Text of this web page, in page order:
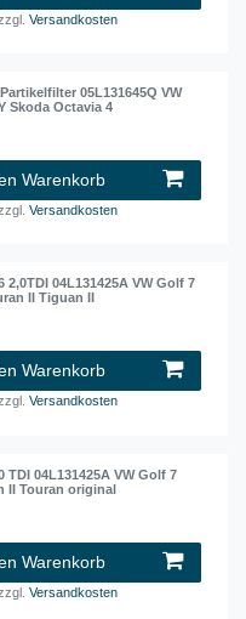
Versandkosten
05L131645Q VW
Skoda Octavia 4
Warenkorb
Versandkosten
2,0TDI 04L131425A VW Golf 7
II Tiguan II
Warenkorb
Versandkosten
TDI 04L131425A VW Golf 7
II Touran original
Warenkorb
Versandkosten